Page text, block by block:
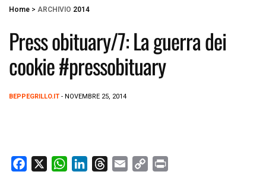
Home > ARCHIVIO 2014
Press obituary/7: La guerra dei
cookie #pressobituary
BEPPEGRILLO.IT - NOVEMBRE 25, 2014
W